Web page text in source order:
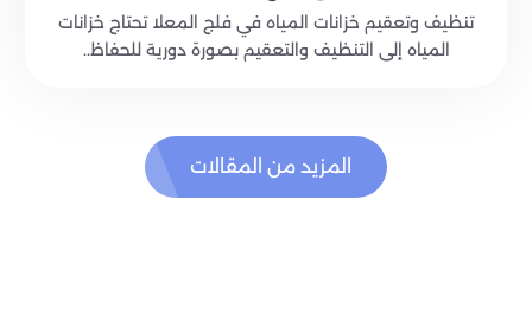
تنظيف وتعقيم خزانات المياه في فلج المعلا تحتاج خزانات
المياه إلى التنظيف والتعقيم بصورة دورية للحفاظ..
المزيد من المقالات